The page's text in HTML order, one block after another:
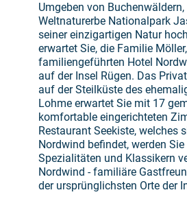
Umgeben von Buchenwäldern,
Weltnaturerbe Nationalpark
seiner einzigartigen Natur
erwartet Sie, die Familie
familiengeführten Hotel
auf der Insel Rügen. Das
auf der Steilküste des
Lohme erwartet Sie mit 17
komfortable eingerichteten
Restaurant Seekiste, welches
Nordwind befindet, werden
Spezialitäten und Klassikern
Nordwind - familiäre
der ursprünglichsten Orte der